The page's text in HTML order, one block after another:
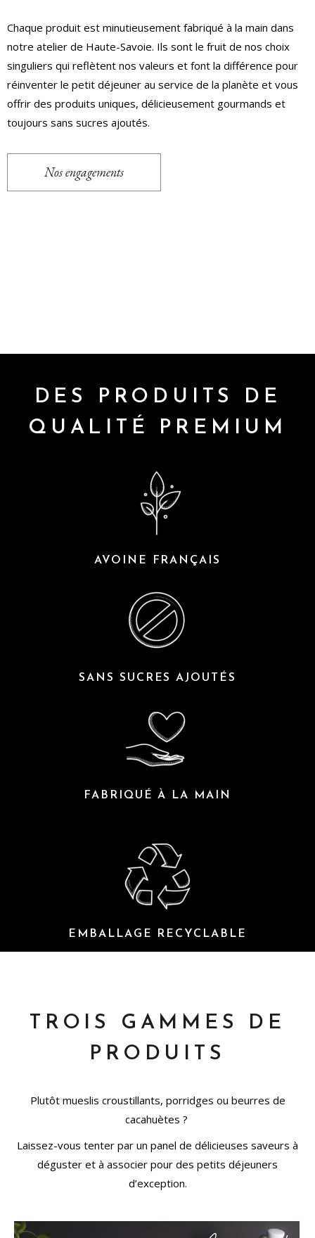
Chaque produit est minutieusement fabriqué à la main dans
notre atelier de Haute-Savoie. Ils sont le fruit de nos choix
singuliers qui reflètent nos valeurs et font la différence pour
réinventer le petit déjeuner au service de la planète et vous
offrir des produits uniques, délicieusement gourmands et
toujours sans sucres ajoutés.
Nos engagements
DES PRODUITS DE
QUALITÉ PREMIUM
AVOINE FRANÇAIS
SANS SUCRES AJOUTÉS
FABRIQUÉ À LA MAIN
EMBALLAGE RECYCLABLE
TROIS GAMMES DE
PRODUITS
Plutôt mueslis croustillants, porridges ou beurres de
cacahuètes ?
Laissez-vous tenter par un panel de délicieuses saveurs à
déguster et à associer pour des petits déjeuners
d’exception.